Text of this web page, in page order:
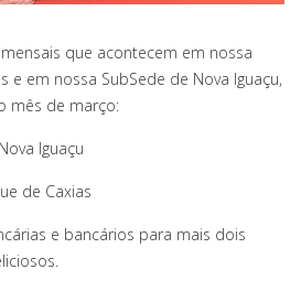
que acontecem em nossa
e em nossa SubSede de Nova Iguaçu,
mês de março:
Iguaçu
de Caxias
e bancários para mais dois